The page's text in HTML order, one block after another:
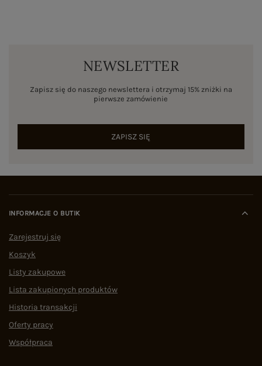
NEWSLETTER
Zapisz się do naszego newslettera i otrzymaj 15% zniżki na
pierwsze zamówienie
ZAPISZ SIĘ
INFORMACJE O BUTIK
Zarejestruj się
Koszyk
Listy zakupowe
Lista zakupionych produktów
Historia transakcji
Oferty pracy
Współpraca